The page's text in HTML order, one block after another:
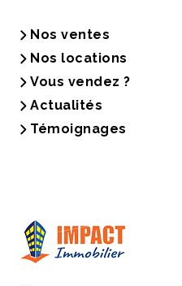
Nos ventes
Nos locations
Vous vendez ?
Actualités
Témoignages